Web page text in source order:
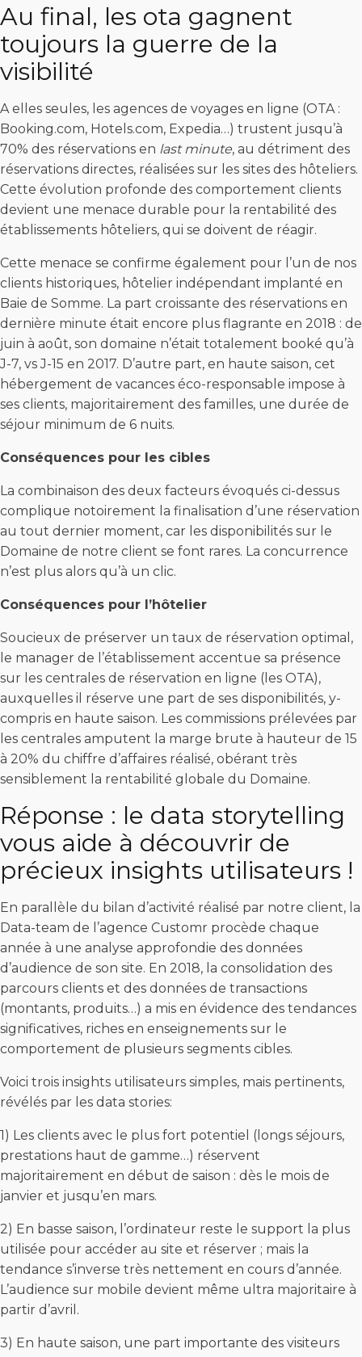
Au final, les ota gagnent
toujours la guerre de la
visibilité
A elles seules, les agences de voyages en ligne (OTA :
Booking.com, Hotels.com, Expedia…) trustent jusqu’à
70% des réservations en last minute, au détriment des
réservations directes, réalisées sur les sites des hôteliers.
Cette évolution profonde des comportement clients
devient une menace durable pour la rentabilité des
établissements hôteliers, qui se doivent de réagir.
Cette menace se confirme également pour l’un de nos
clients historiques, hôtelier indépendant implanté en
Baie de Somme. La part croissante des réservations en
dernière minute était encore plus flagrante en 2018 : de
juin à août, son domaine n’était totalement booké qu’à
J-7, vs J-15 en 2017. D’autre part, en haute saison, cet
hébergement de vacances éco-responsable impose à
ses clients, majoritairement des familles, une durée de
séjour minimum de 6 nuits.
Conséquences pour les cibles
La combinaison des deux facteurs évoqués ci-dessus
complique notoirement la finalisation d’une réservation
au tout dernier moment, car les disponibilités sur le
Domaine de notre client se font rares. La concurrence
n’est plus alors qu’à un clic.
Conséquences pour l’hôtelier
Soucieux de préserver un taux de réservation optimal,
le manager de l’établissement accentue sa présence
sur les centrales de réservation en ligne (les OTA),
auxquelles il réserve une part de ses disponibilités, y-
compris en haute saison. Les commissions prélevées par
les centrales amputent la marge brute à hauteur de 15
à 20% du chiffre d’affaires réalisé, obérant très
sensiblement la rentabilité globale du Domaine.
Réponse : le data storytelling
vous aide à découvrir de
précieux insights utilisateurs !
En parallèle du bilan d’activité réalisé par notre client, la
Data-team de l’agence Customr procède chaque
année à une analyse approfondie des données
d’audience de son site. En 2018, la consolidation des
parcours clients et des données de transactions
(montants, produits…) a mis en évidence des tendances
significatives, riches en enseignements sur le
comportement de plusieurs segments cibles.
Voici trois insights utilisateurs simples, mais pertinents,
révélés par les data stories:
1) Les clients avec le plus fort potentiel (longs séjours,
prestations haut de gamme…) réservent
majoritairement en début de saison : dès le mois de
janvier et jusqu’en mars.
2) En basse saison, l’ordinateur reste le support la plus
utilisée pour accéder au site et réserver ; mais la
tendance s’inverse très nettement en cours d’année.
L’audience sur mobile devient même ultra majoritaire à
partir d’avril.
3) En haute saison, une part importante des visiteurs